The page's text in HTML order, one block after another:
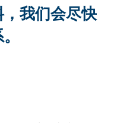
我们会尽快